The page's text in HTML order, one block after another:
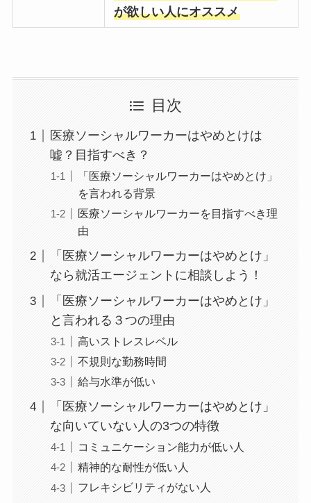
が欲しい人にオススメ
目次
医療ソーシャルワーカーはやめとけは
嘘？目指すべき？
「医療ソーシャルワーカーはやめとけ」
を言われる背景
医療ソーシャルワーカーを目指すべき理
由
「医療ソーシャルワーカーはやめとけ」
なら就活エージェントに相談しよう！
「医療ソーシャルワーカーはやめとけ」
と言われる３つの理由
高いストレスレベル
不規則な勤務時間
給与水準が低い
「医療ソーシャルワーカーはやめとけ」
な向いていない人の3つの特徴
コミュニケーション能力が低い人
精神的な耐性が低い人
フレキシビリティがない人